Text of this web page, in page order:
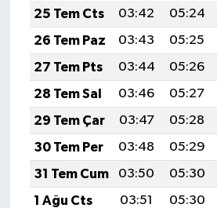
25 Tem Cts
03:42 05:24
26 Tem Paz
03:43 05:25
27 Tem Pts
03:44 05:26
28 Tem Sal
03:46 05:27
29 Tem Çar
03:47 05:28
30 Tem Per
03:48 05:29
31 Tem Cum
03:50 05:30
1 Ağu Cts
03:51 05:30